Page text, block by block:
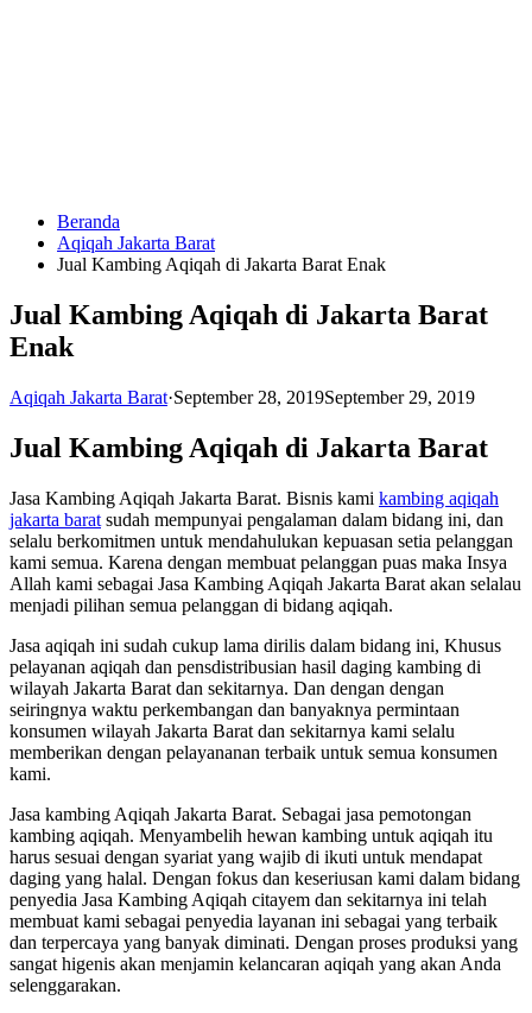
HUBUNGI
KAMI
0823
6713
Beranda
Aqiqah Jakarta Barat
Jual Kambing Aqiqah di Jakarta Barat Enak
Jual Kambing Aqiqah di Jakarta Barat
Enak
Aqiqah Jakarta Barat·September 28, 2019September 29, 2019
Jual Kambing Aqiqah di Jakarta Barat
Jasa Kambing Aqiqah Jakarta Barat. Bisnis kami kambing aqiqah
jakarta barat sudah mempunyai pengalaman dalam bidang ini, dan
selalu berkomitmen untuk mendahulukan kepuasan setia pelanggan
kami semua. Karena dengan membuat pelanggan puas maka Insya
Allah kami sebagai Jasa Kambing Aqiqah Jakarta Barat akan selalau
menjadi pilihan semua pelanggan di bidang aqiqah.
Jasa aqiqah ini sudah cukup lama dirilis dalam bidang ini, Khusus
pelayanan aqiqah dan pensdistribusian hasil daging kambing di
wilayah Jakarta Barat dan sekitarnya. Dan dengan dengan
seiringnya waktu perkembangan dan banyaknya permintaan
konsumen wilayah Jakarta Barat dan sekitarnya kami selalu
memberikan dengan pelayananan terbaik untuk semua konsumen
kami.
Jasa kambing Aqiqah Jakarta Barat. Sebagai jasa pemotongan
kambing aqiqah. Menyambelih hewan kambing untuk aqiqah itu
harus sesuai dengan syariat yang wajib di ikuti untuk mendapat
daging yang halal. Dengan fokus dan keseriusan kami dalam bidang
penyedia Jasa Kambing Aqiqah citayem dan sekitarnya ini telah
membuat kami sebagai penyedia layanan ini sebagai yang terbaik
dan terpercaya yang banyak diminati. Dengan proses produksi yang
sangat higenis akan menjamin kelancaran aqiqah yang akan Anda
selenggarakan.